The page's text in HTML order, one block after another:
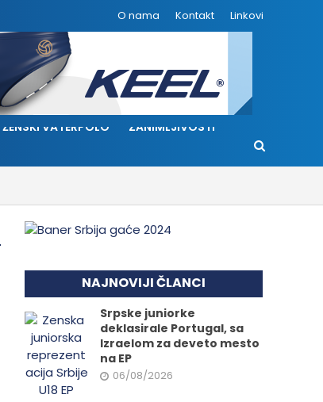
O nama Kontakt Linkovi
ŽENSKI VATERPOLO ZANIMLJIVOSTI
NAJNOVIJI ČLANCI
Srpske juniorke
deklasirale Portugal, sa
Izraelom za deveto mesto
na EP
06/08/2026